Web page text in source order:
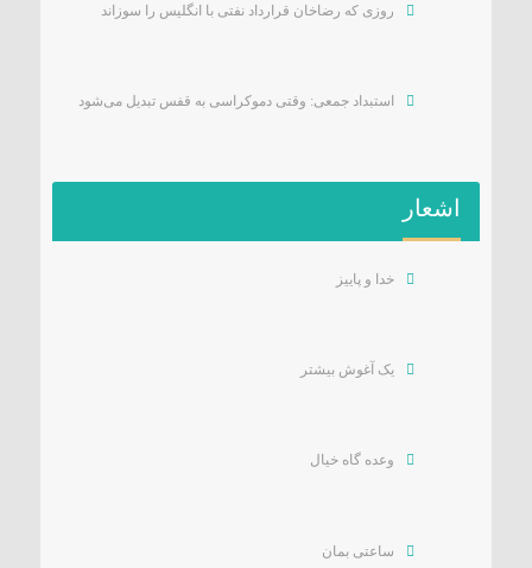
روزی که رضاخان قرارداد نفتی با انگلیس را سوزاند
استبداد جمعی: وقتی دموکراسی به قفس تبدیل می‌شود
اشعار
خدا و پاییز
یک آغوش بیشتر
وعده گاه خیال
ساعتی بمان